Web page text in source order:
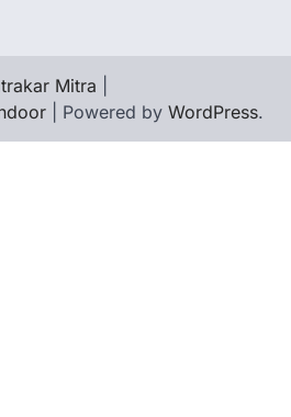
Mitra
| Powered by WordPress.